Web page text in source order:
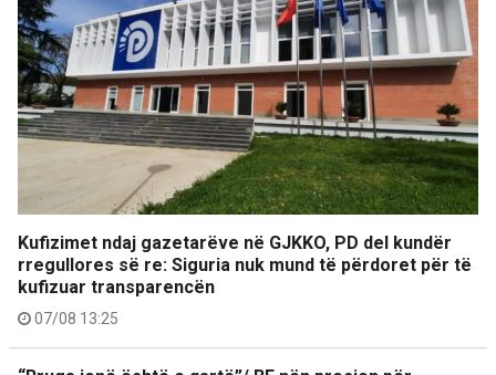
Kufizimet ndaj gazetarëve në GJKKO, PD del kundër
rregullores së re: Siguria nuk mund të përdoret për të
kufizuar transparencën
07/08 13:25